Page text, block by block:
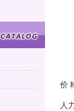
价
人